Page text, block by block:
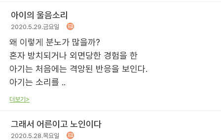
아이의 울음소리
2020.5.29.금요일
왜 이렇게 분노가 많을까?
혼자 방치되거나 외면당한 경험을 한
아기는 처음에는 격앙된 반응을 보인다.
아기는 소리를 ..
더보기>
그래서 어른이고 노인이다
2020.5.28.목요일